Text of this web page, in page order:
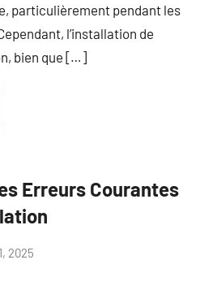
particulièrement pendant les
l’installation de
bien que […]
Erreurs Courantes
2025